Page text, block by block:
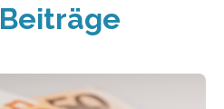
Beiträge